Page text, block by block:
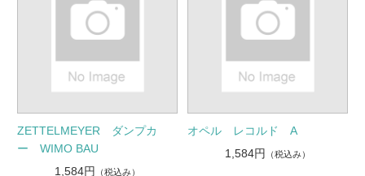
ZETTELMEYER ダンプカ
ー WIMO BAU
1,584円 （税込み）
オペル レコルド A
1,584円
（税込み）